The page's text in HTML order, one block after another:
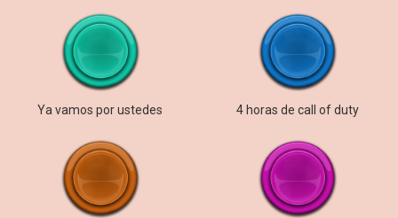
Ya vamos por ustedes 4 horas de call of duty